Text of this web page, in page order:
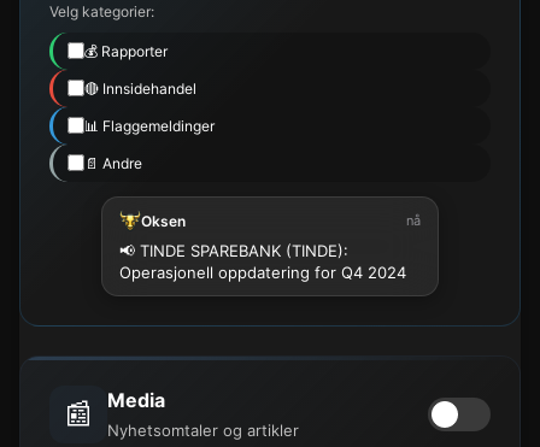
Velg kategorier:
💰 Rapporter
🔴 Innsidehandel
📊 Flaggemeldinger
📄 Andre
Oksen nå
📢 TINDE SPAREBANK (TINDE):
Operasjonell oppdatering for Q4 2024
📰 Media
Nyhetsomtaler og artikler